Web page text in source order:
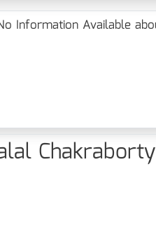
Information Available